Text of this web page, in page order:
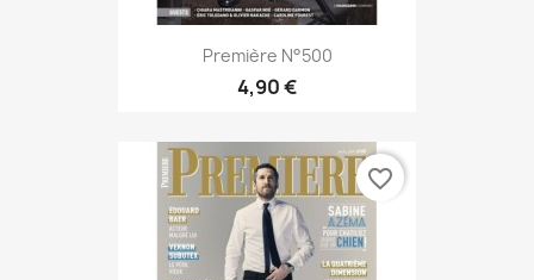
Première N°500
4,90 €
favorite_border